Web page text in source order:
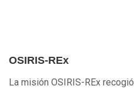
OSIRIS-REx
La misión OSIRIS-REx recogió